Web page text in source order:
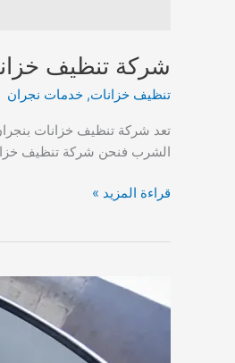
شركة تنظيف
تنظيف خزانات, خدمات نجران
تعد شركة تنظيف خزانات
الشرب فنحن شركة تنظيف
شركة
قراءة المزيد »